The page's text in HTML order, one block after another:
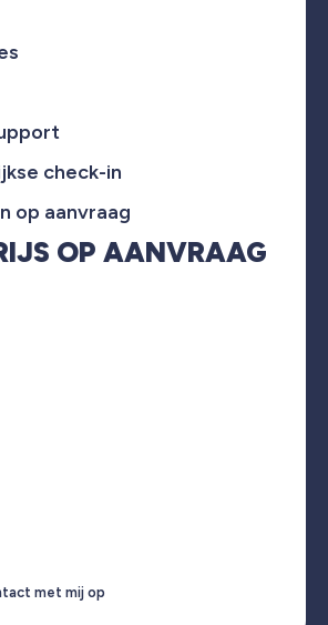
check-in
op aanvraag
OP AANVRAAG
met mij op